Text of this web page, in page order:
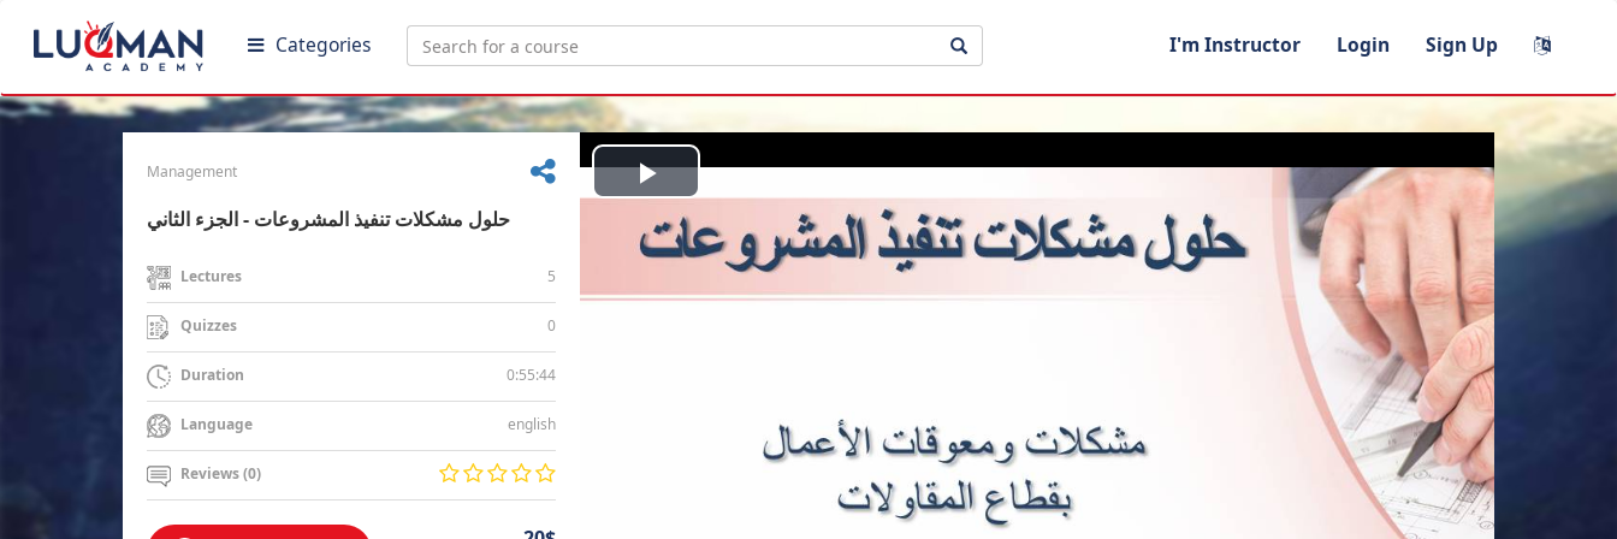
Categories I'm Instructor Login Sign Up
Management
حلول مشكلات تنفيذ المشروعات - الجزء الثاني
Lectures 5
Quizzes 0
Duration 0:55:44
Language english
Reviews (0)
Play
Video